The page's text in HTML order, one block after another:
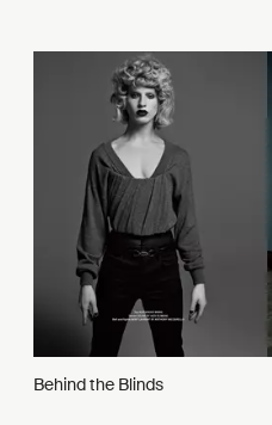
Behind the Blinds